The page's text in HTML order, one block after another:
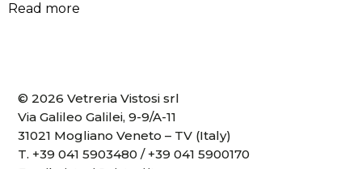
Read more
© 2026 Vetreria Vistosi srl
Via Galileo Galilei, 9-9/A-11
31021 Mogliano Veneto – TV (Italy)
T. +39 041 5903480 / +39 041 5900170